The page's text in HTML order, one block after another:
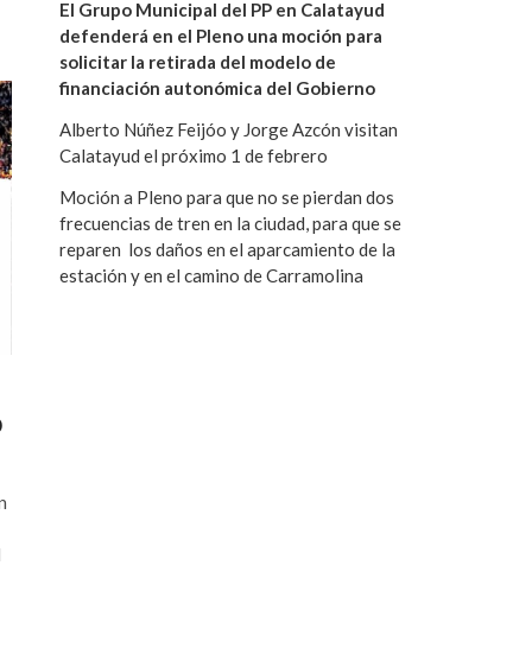
El Grupo Municipal del PP en Calatayud
defenderá en el Pleno una moción para
solicitar la retirada del modelo de
financiación autonómica del Gobierno
Alberto Núñez Feijóo y Jorge Azcón visitan
Calatayud el próximo 1 de febrero
Moción a Pleno para que no se pierdan dos
frecuencias de tren en la ciudad, para que se
reparen los daños en el aparcamiento de la
estación y en el camino de Carramolina